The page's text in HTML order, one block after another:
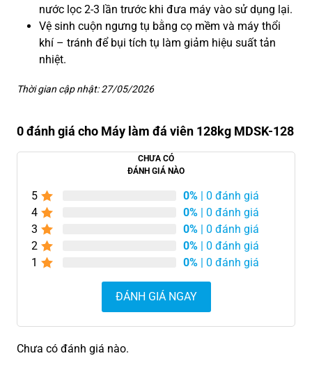
nước lọc 2-3 lần trước khi đưa máy vào sử dụng lại.
Vệ sinh cuộn ngưng tụ bằng cọ mềm và máy thổi
khí – tránh để bụi tích tụ làm giảm hiệu suất tản
nhiệt.
Thời gian cập nhật: 27/05/2026
0 đánh giá cho Máy làm đá viên 128kg MDSK-128
CHƯA CÓ
ĐÁNH GIÁ NÀO
5 0% | 0 đánh giá
4
0% | 0 đánh giá
3
0% | 0 đánh giá
2
0% | 0 đánh giá
1
0% | 0 đánh giá
ĐÁNH GIÁ NGAY
Chưa có đánh giá nào.